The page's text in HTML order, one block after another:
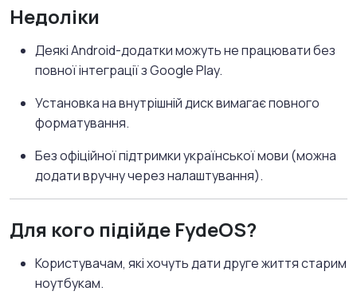
Недоліки
Деякі Android-додатки можуть не працювати без
повної інтеграції з Google Play.
Установка на внутрішній диск вимагає повного
форматування.
Без офіційної підтримки української мови (можна
додати вручну через налаштування).
Для кого підійде FydeOS?
Користувачам, які хочуть дати друге життя старим
ноутбукам.